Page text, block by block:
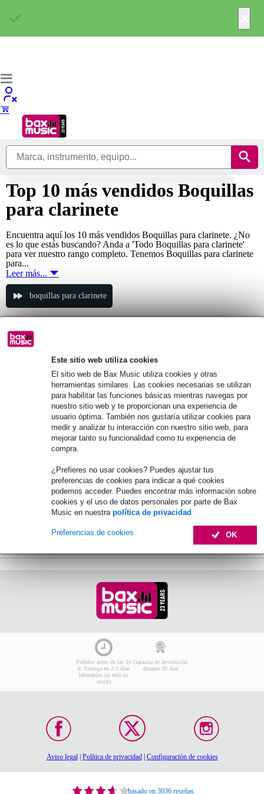
Este sitio web utiliza cookies
El sitio web de Bax Music utiliza cookies y otras
herramientas similares. Las cookies necesarias se utilizan
para habilitar las funciones básicas mientras navegas por
nuestro sitio web y te proporcionan una experiencia de
usuario óptima. También nos gustaría utilizar cookies para
medir y analizar tu interacción con nuestro sitio web, para
mejorar tanto su funcionalidad como tu experiencia de
compra.
¿Prefieres no usar cookies? Puedes ajustar tus
preferencias de cookies para indicar a qué cookies
podemos acceder. Puedes encontrar más información sobre
cookies y el uso de datos personales por parte de Bax
Music en nuestra política de privacidad
OK
Preferencias de cookies
Top 10 más vendidos Boquillas
para clarinete
Encuentra aquí los 10 más vendidos Boquillas para clarinete. ¿No
es lo que estás buscando? Anda a 'Todo Boquillas para clarinete'
para ver nuestro rango completo. Tenemos Boquillas para clarinete
para...
Leer más...
boquillas para clarinete
1.
PVP 131,00 € 108,00 €
Disponible
añadir a la cesta
Vandoren Traditional B45 boquilla para
PVP 131,00 € 108,00 €
Disponible
Pedidos antes de las 16
h: Entrega en 2-3 días
laborables (si está en
stock)
Garantía de devolución
durante 30 días
Aviso legal| Política de privacidad| Configuración de cookies
basado en 3036 reseñas